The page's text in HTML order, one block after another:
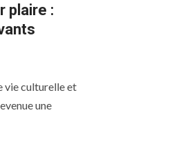
plaire :
vie culturelle et
une